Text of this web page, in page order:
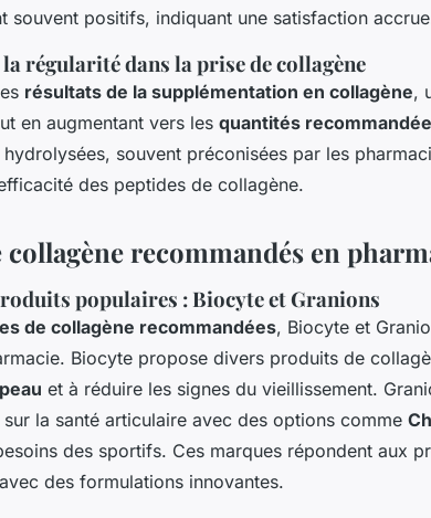
souvent positifs, indiquant une satisfaction
régularité dans la prise de collagène
résultats de la supplémentation en collagène,
en augmentant vers les quantités
souvent préconisées par les
des peptides de collagène.
recommandés en
populaires : Biocyte et Granions
de collagène recommandées, Biocyte et
Biocyte propose divers produits de
et à réduire les signes du vieillissement.
la santé articulaire avec des options comme
des sportifs. Ces marques répondent aux
des formulations innovantes.